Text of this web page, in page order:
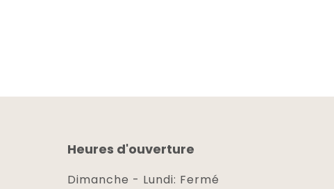
Heures d'ouverture
Dimanche - Lundi: Fermé